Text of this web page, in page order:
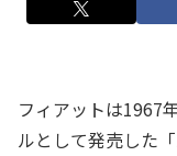
フィアットは1967
ルとして発売した